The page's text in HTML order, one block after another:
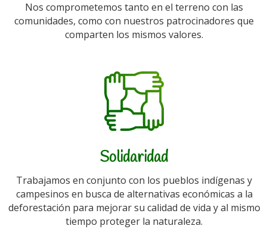
Nos comprometemos tanto en el terreno con las
comunidades, como con nuestros patrocinadores que
comparten los mismos valores.
Solidaridad
Trabajamos en conjunto con los pueblos indígenas y
campesinos en busca de alternativas económicas a la
deforestación para mejorar su calidad de vida y al mismo
tiempo proteger la naturaleza.